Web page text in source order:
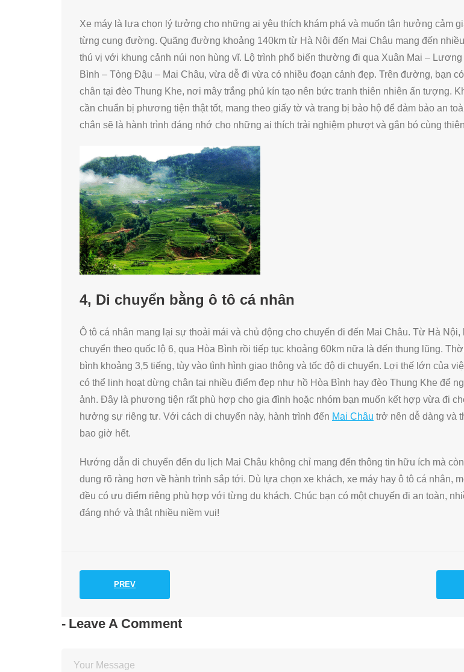
Xe máy là lựa chọn lý tưởng cho những ai yêu thích khám phá và muốn tận hưởng cảm
từng cung đường. Quãng đường khoảng 140km từ Hà Nội đến Mai Châu mang đến
thú vị với khung cảnh núi non hùng vĩ. Lộ trình phổ biến thường đi qua Xuân Mai –
Bình – Tòng Đậu – Mai Châu, vừa dễ đi vừa có nhiều đoạn cảnh đẹp. Trên đường, bạn
chân tại đèo Thung Khe, nơi mây trắng phủ kín tạo nên bức tranh thiên nhiên ấn tượng.
cần chuẩn bị phương tiện thật tốt, mang theo giấy tờ và trang bị bảo hộ để đảm bảo an
chắn sẽ là hành trình đáng nhớ cho những ai thích trải nghiệm phượt và gắn bó cùng
4, Di chuyển bằng ô tô cá nhân
Ô tô cá nhân mang lại sự thoải mái và chủ động cho chuyến đi đến Mai Châu. Từ Hà Nội,
chuyển theo quốc lộ 6, qua Hòa Bình rồi tiếp tục khoảng 60km nữa là đến thung lũng.
bình khoảng 3,5 tiếng, tùy vào tình hình giao thông và tốc độ di chuyển. Lợi thế lớn của
có thể linh hoạt dừng chân tại nhiều điểm đẹp như hồ Hòa Bình hay đèo Thung Khe để
ảnh. Đây là phương tiện rất phù hợp cho gia đình hoặc nhóm bạn muốn kết hợp vừa đi
hưởng sự riêng tư. Với cách di chuyển này, hành trình đến Mai Châu trở nên dễ dàng và
bao giờ hết.
Hướng dẫn di chuyển đến du lịch Mai Châu không chỉ mang đến thông tin hữu ích mà
dung rõ ràng hơn về hành trình sắp tới. Dù lựa chọn xe khách, xe máy hay ô tô cá nhân,
đều có ưu điểm riêng phù hợp với từng du khách. Chúc bạn có một chuyến đi an toàn,
đáng nhớ và thật nhiều niềm vui!
PREV
Leave A Comment